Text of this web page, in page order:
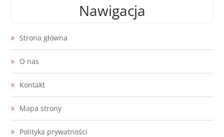
Nawigacja
Strona główna
O nas
Kontakt
Mapa strony
Polityka prywatności